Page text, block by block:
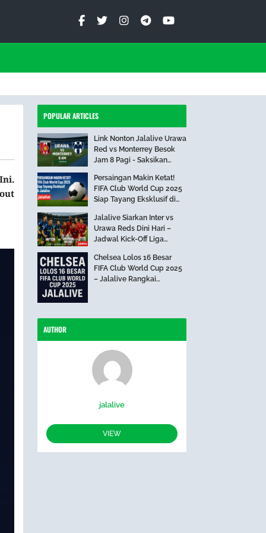
POPULAR ARTICLES
Link Nonton Jalalive Urawa
Red vs Monterrey Besok
Jam 8 Pagi - Saksikan
Persaingan Makin Ketat!
FIFA Club World Cup 2025
Siap Tayang Eksklusif di
Jalalive Siarkan Inter vs
Urawa Reds Dini Hari –
Jadwal Kick-Off Liga
Chelsea Lolos 16 Besar
FIFA Club World Cup 2025
– Jalalive Rangkai
AUTHOR
jalalive
VIEW